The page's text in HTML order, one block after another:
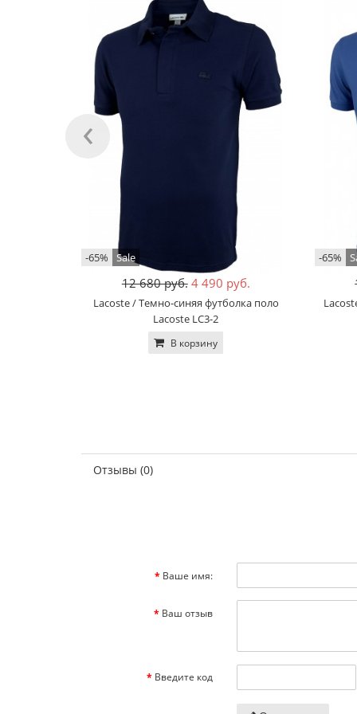
-65% Sale
12 680 руб. 4 490 руб.
Lacoste / Темно-синяя футболка поло
Lacoste LC3-2
В корзину
-65%
‹
Отзывы (0)
Ваше имя:
Ваш отзыв
Введите код